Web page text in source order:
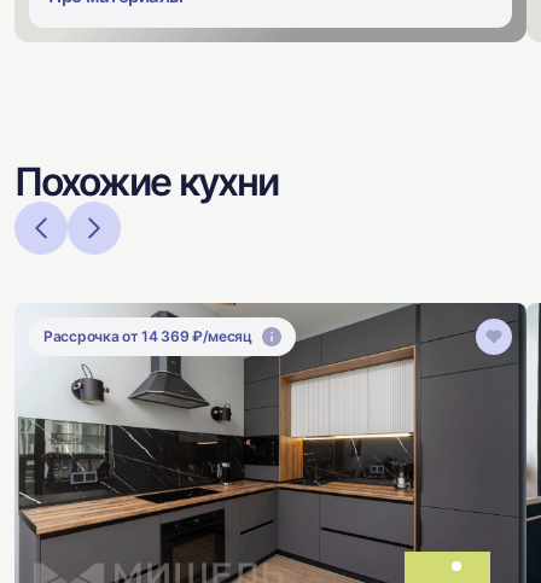
Похожие кухни
Рассрочка от 14 369 ₽/месяц